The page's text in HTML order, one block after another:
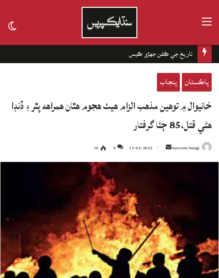
چانهه جا باغ
پاڪستان پنجاب
خانيوال ۾ توهين مذهب الزام هيٺ هجوم هٿان همراهه پٿر ۽ ڏنڊا
هڻي قتل،85 ڄڻا گرفتار
Satram Sangi
Send
an
13-02-2022
0
10